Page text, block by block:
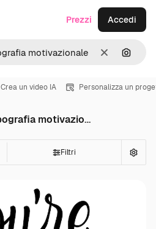
CancellaCerca
Prezzi Accedi
Crea un video IA Personalizza un
PSD di Design tshirt tipografia motivazionale
Filtri